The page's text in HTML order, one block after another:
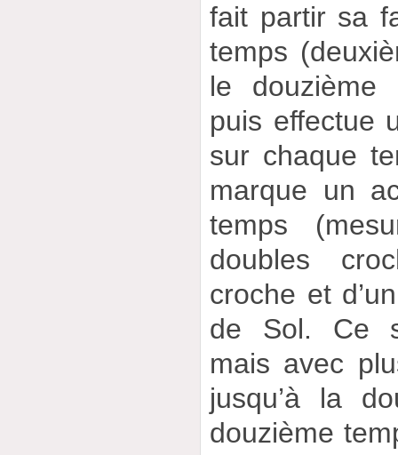
fait partir sa
temps
le douzième
puis effectue
sur chaque
marque un
temps
doubles
croche et
de Sol. Ce
mais avec
jusqu’à la
douzième